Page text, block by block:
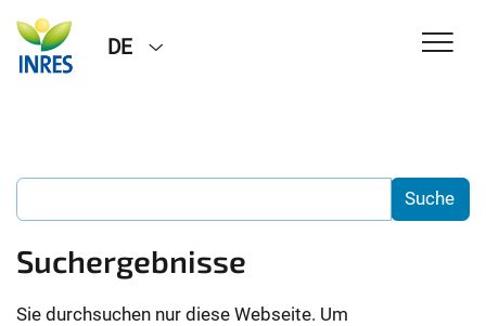
DE
Suchergebnisse
Sie durchsuchen nur diese Webseite. Um